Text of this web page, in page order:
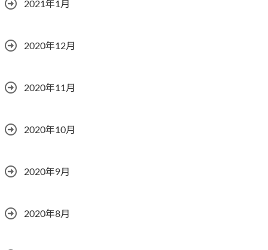
2021年1月
2020年12月
2020年11月
2020年10月
2020年9月
2020年8月